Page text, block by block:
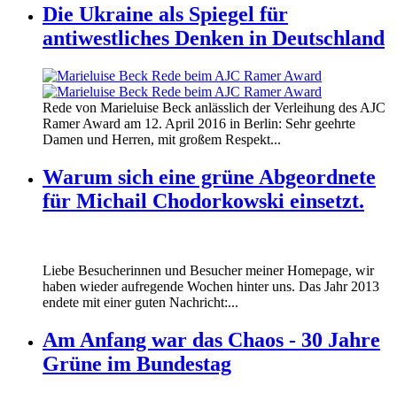
Die Ukraine als Spiegel für
antiwestliches Denken in Deutschland
160412_ramer_award.jpg
160412_ramer_award.jpg
Rede von Marieluise Beck anlässlich der Verleihung des AJC
Ramer Award am 12. April 2016 in Berlin: Sehr geehrte
Damen und Herren, mit großem Respekt...
Warum sich eine grüne Abgeordnete
für Michail Chodorkowski einsetzt.
Liebe Besucherinnen und Besucher meiner Homepage, wir
haben wieder aufregende Wochen hinter uns. Das Jahr 2013
endete mit einer guten Nachricht:...
Am Anfang war das Chaos - 30 Jahre
Grüne im Bundestag